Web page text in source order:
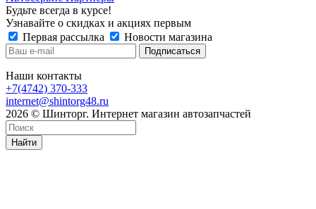
Будьте всегда в курсе!
Узнавайте о скидках и акциях первым
Первая рассылка
Новости магазина
Наши контакты
+7(4742) 370-333
internet@shintorg48.ru
2026 © Шинторг. Интернет магазин автозапчастей
Найти